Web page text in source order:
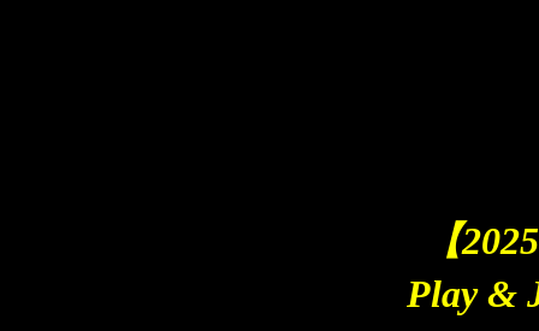
【
Play &